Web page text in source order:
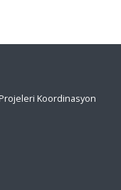
Koordinasyon